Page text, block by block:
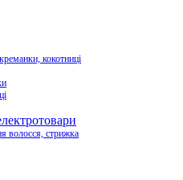
кокотниці
волосся, стрижка